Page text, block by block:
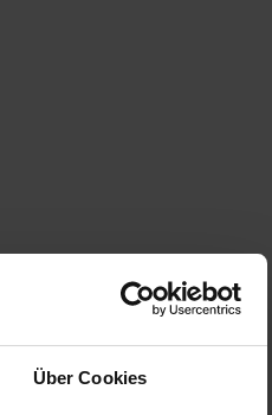
Über Cookies